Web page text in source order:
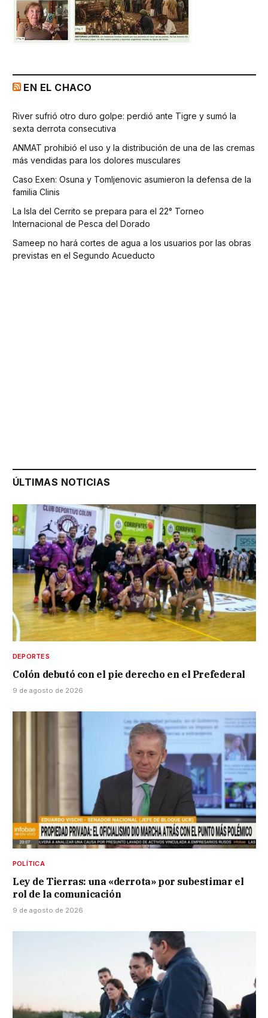
EN EL CHACO
River sufrió otro duro golpe: perdió ante Tigre y sumó la
sexta derrota consecutiva
ANMAT prohibió el uso y la distribución de una de las cremas
más vendidas para los dolores musculares
Caso Exen: Osuna y Tomljenovic asumieron la defensa de la
familia Clinis
La Isla del Cerrito se prepara para el 22° Torneo
Internacional de Pesca del Dorado
Sameep no hará cortes de agua a los usuarios por las obras
previstas en el Segundo Acueducto
ÚLTIMAS NOTICIAS
DEPORTES
Colón debutó con el pie derecho en el Prefederal
9 de agosto de 2026
POLÍTICA
Ley de Tierras: una «derrota» por subestimar el
rol de la comunicación
9 de agosto de 2026